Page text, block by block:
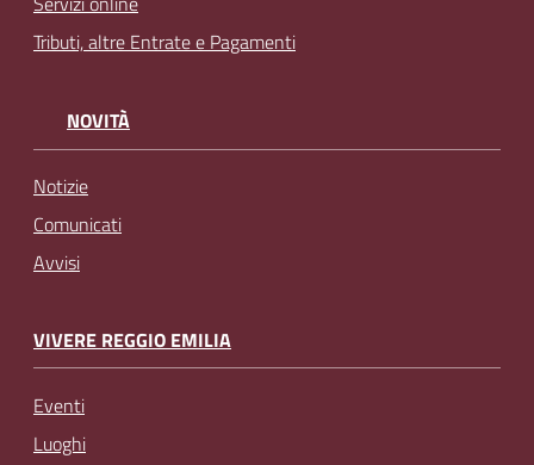
Tributi, altre Entrate e Pagamenti
NOVITÀ
Notizie
Comunicati
Avvisi
VIVERE REGGIO EMILIA
Eventi
Luoghi